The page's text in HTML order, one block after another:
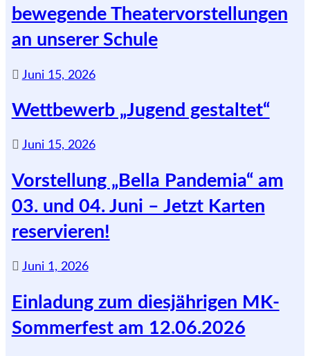
bewegende Theatervorstellungen
an unserer Schule
Juni 15, 2026
Wettbewerb „Jugend gestaltet“
Juni 15, 2026
Vorstellung „Bella Pandemia“ am
03. und 04. Juni – Jetzt Karten
reservieren!
Juni 1, 2026
Einladung zum diesjährigen MK-
Sommerfest am 12.06.2026